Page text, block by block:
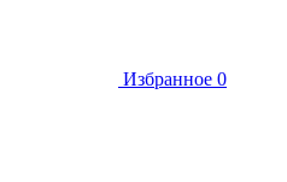
Избранное 0